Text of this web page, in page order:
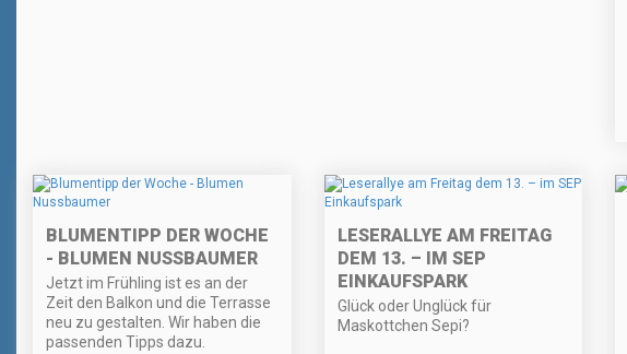
BLUMENTIPP DER WOCHE
- BLUMEN NUSSBAUMER
Jetzt im Frühling ist es an der
Zeit den Balkon und die Terrasse
neu zu gestalten. Wir haben die
passenden Tipps dazu.
LESERALLYE AM FREITAG
DEM 13. – IM SEP
EINKAUFSPARK
Glück oder Unglück für
Maskottchen Sepi?